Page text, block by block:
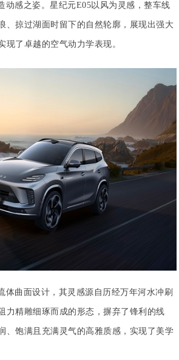
动感之姿。星纪元E05以风为灵感，整车线
、掠过湖面时留下的自然轮廓，展现出强大
现了卓越的空气动力学表现。
体曲面设计，其灵感源自历经万年河水冲刷
力精雕细琢而成的形态，摒弃了锋利的线
、饱满且充满灵气的高雅质感，实现了美学